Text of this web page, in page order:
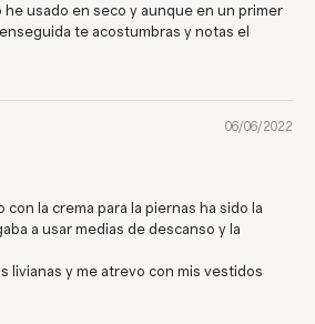
usado en seco y aunque en un primer
te acostumbras y notas el
06/06/2022
la crema para la piernas ha sido la
a usar medias de descanso y la
livianas y me atrevo con mis vestidos